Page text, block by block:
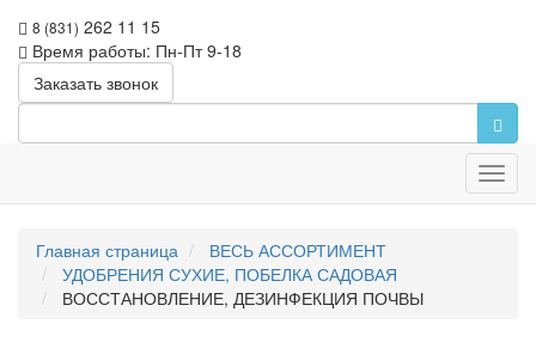
8 (831) 262 11 15
Время работы: Пн-Пт 9-18
Заказать звонок
Главная страница
ВЕСЬ АССОРТИМЕНТ
УДОБРЕНИЯ СУХИЕ, ПОБЕЛКА САДОВАЯ
ВОССТАНОВЛЕНИЕ, ДЕЗИНФЕКЦИЯ ПОЧВЫ